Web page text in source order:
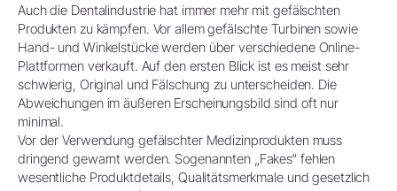
Auch die Dentalindustrie hat immer mehr mit gefälschten
Produkten zu kämpfen. Vor allem gefälschte Turbinen sowie
Hand- und Winkelstücke werden über verschiedene Online-
Plattformen verkauft. Auf den ersten Blick ist es meist sehr
schwierig, Original und Fälschung zu unterscheiden. Die
Abweichungen im äußeren Erscheinungsbild sind oft nur
minimal.
Vor der Verwendung gefälschter Medizinprodukten muss
dringend gewarnt werden. Sogenannten „Fakes“ fehlen
wesentliche Produktdetails, Qualitätsmerkmale und gesetzlich